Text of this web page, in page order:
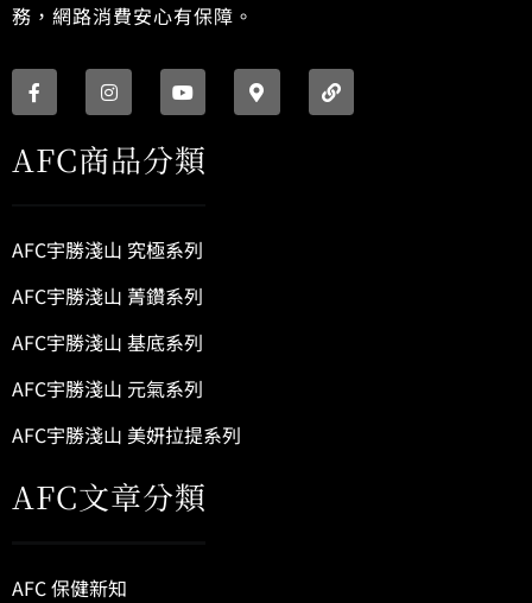
務，網路消費安心有保障。
F
a
c
e
o
o
f
I
n
s
t
a
g
r
Y
o
u
t
u
b
e
M
a
p
-
L
i
n
k
AFC商品分類
AFC宇勝淺山 究極系列
AFC宇勝淺山 菁鑽系列
AFC宇勝淺山 基底系列
AFC宇勝淺山 元氣系列
AFC宇勝淺山 美妍拉提系列
AFC文章分類
AFC 保健新知